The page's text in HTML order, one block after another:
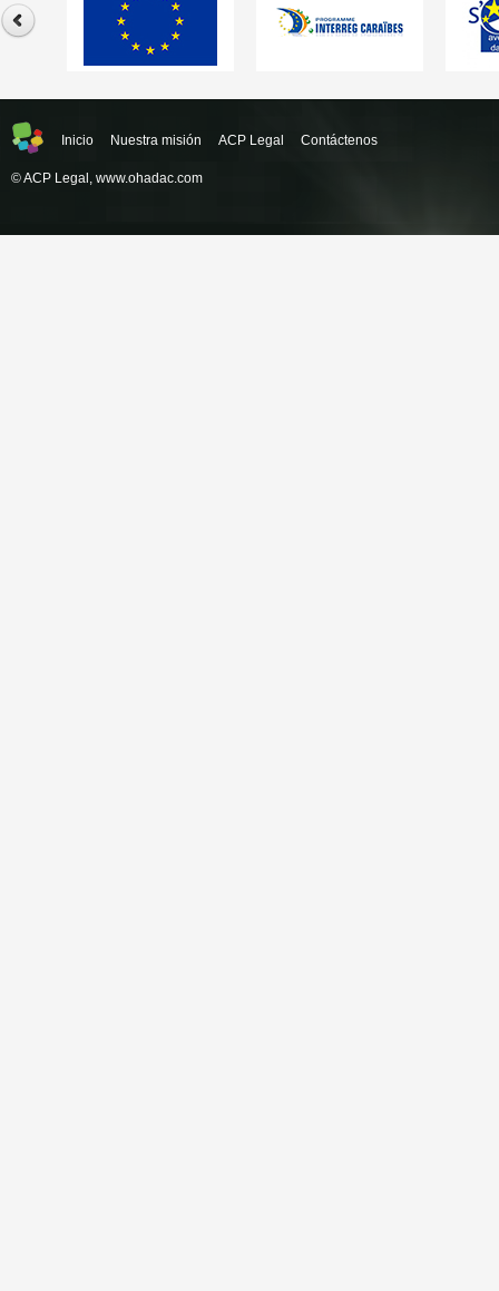
Inicio Nuestra misión ACP Legal Contáctenos
© ACP Legal, www.ohadac.com